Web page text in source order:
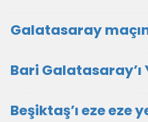
Galatasaray
Bari Galatasaray’ı
Beşiktaş’ı eze eze